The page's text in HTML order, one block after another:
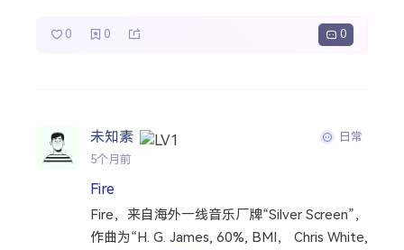
0 0 0
未知素
日常
5个月前
Fire
Fire，来自海外一线音乐厂牌“Silver Screen”，
作曲为“H. G. James, 60%, BMI， Chris White,